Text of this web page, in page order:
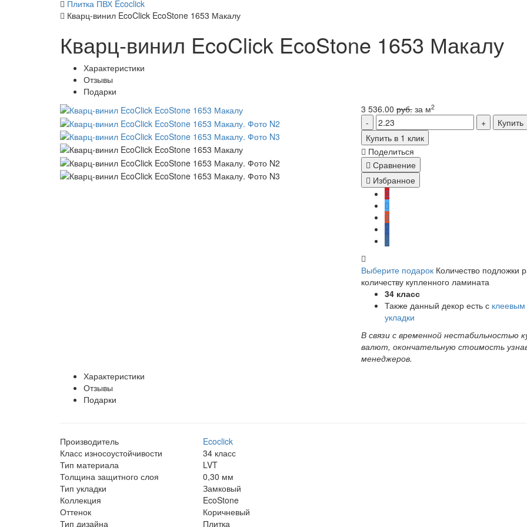
Плитка ПВХ Ecoclick
Кварц-винил EcoClick EcoStone 1653 Макалу
Кварц-винил EcoClick EcoStone 1653 Макалу
Характеристики
Отзывы
Подарки
3 536.00руб.за м2
Купить
Купить в 1 клик
Поделиться
Сравнение
Избранное
Выберите подарок Количество подложки
количеству купленного ламината
34 класс
Также данный декор есть с
укладки
В связи с временной нестабильностью
валют, окончательную стоимость
менеджеров.
Характеристики
Отзывы
Подарки
Производитель
Ecoclick
Класс износоустойчивости
34 класс
Тип материала
LVT
Толщина защитного слоя
0,30 мм
Тип укладки
Замковый
Коллекция
EcoStone
Оттенок
Коричневый
Тип дизайна
Плитка